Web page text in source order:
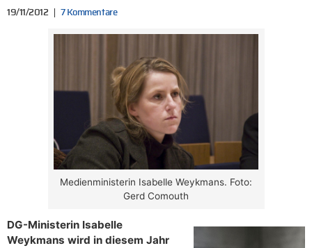
19/11/2012 7 Kommentare
Medienministerin Isabelle Weykmans. Foto:
Gerd Comouth
DG-Ministerin Isabelle
Weykmans wird in diesem Jahr